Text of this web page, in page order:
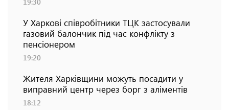
У Харкові співробітники ТЦК застосували
газовий балончик під час конфлікту з
пенсіонером
19:20
Жителя Харківщини можуть посадити у
виправний центр через борг з аліментів
18:12